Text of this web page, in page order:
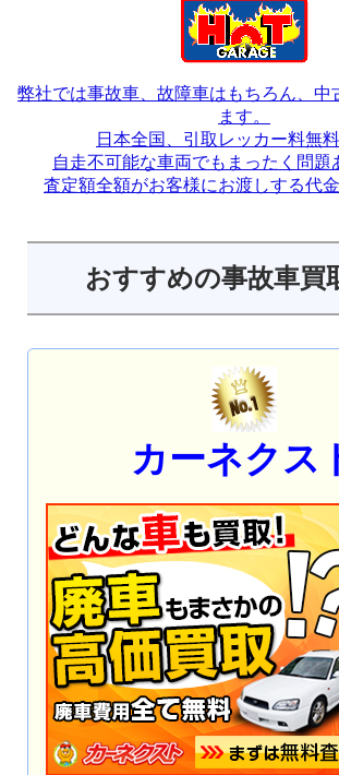
弊社では事故車、故障車はもちろん、中
ます。
日本全国、引取レッカー料無料
自走不可能な車両でもまったく問題
査定額全額がお客様にお渡しする代金
おすすめの事故車買
カーネクス